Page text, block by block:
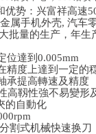
优势：兴富祥高
属手机外壳, 汽
批量的生产，年生
位達到0.005mm
精度上達到一定的
承提高轉速及精度
高靱性強不易變形
的自動化
割式机械快速换